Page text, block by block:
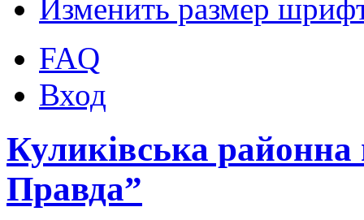
Изменить размер
FAQ
Вход
Куликівська
Правда”